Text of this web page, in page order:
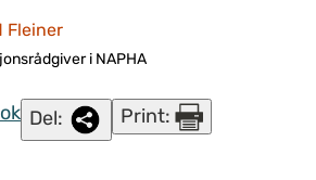
av disse var friske igjen etter
i Folkehelseinstituttet, Robert
Fleiner
i NAPHA
Del: Print: